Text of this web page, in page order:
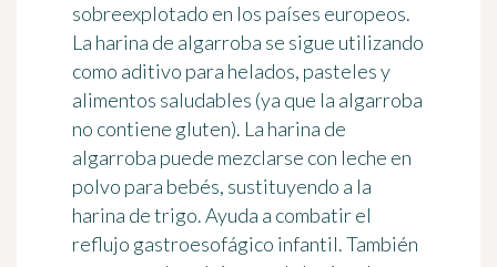
sobreexplotado en los países europeos.
La harina de algarroba se sigue utilizando
como aditivo para helados, pasteles y
alimentos saludables (ya que la algarroba
no contiene gluten). La harina de
algarroba puede mezclarse con leche en
polvo para bebés, sustituyendo a la
harina de trigo. Ayuda a combatir el
reflujo gastroesofágico infantil. También